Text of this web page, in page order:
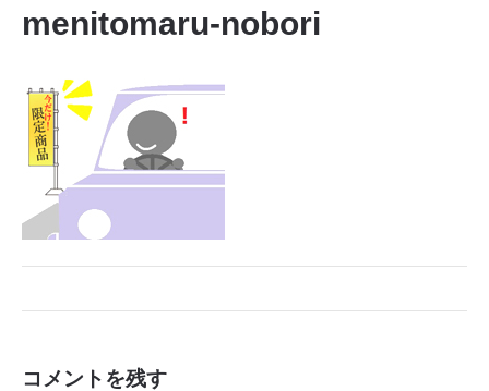
menitomaru-nobori
コメントを残す